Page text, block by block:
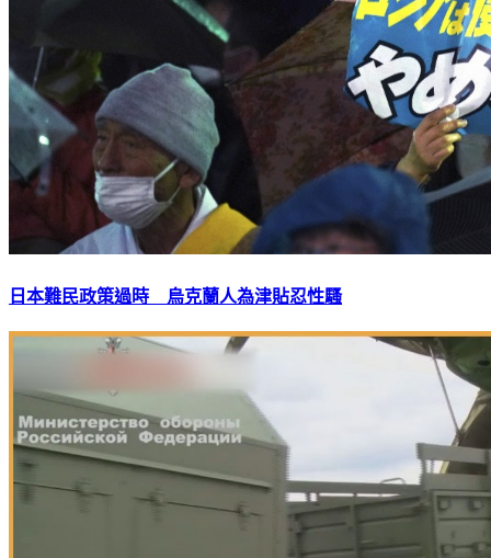
日本難民政策過時 烏克蘭人為津貼忍性騷